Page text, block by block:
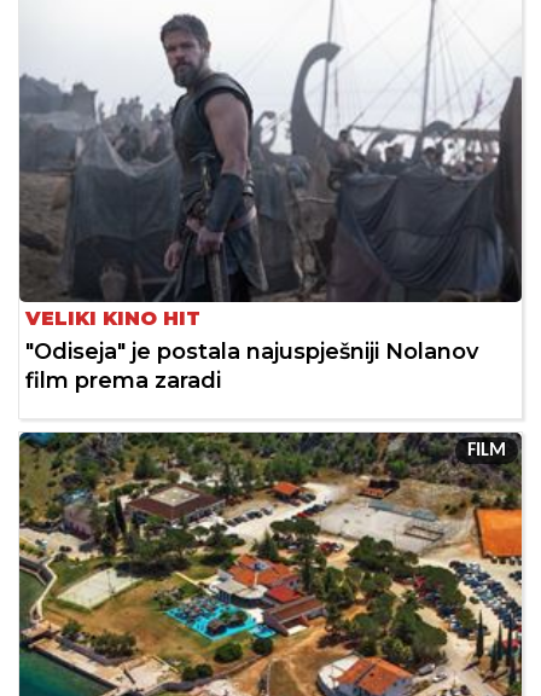
VELIKI KINO HIT
"Odiseja" je postala najuspješniji Nolanov
film prema zaradi
FILM